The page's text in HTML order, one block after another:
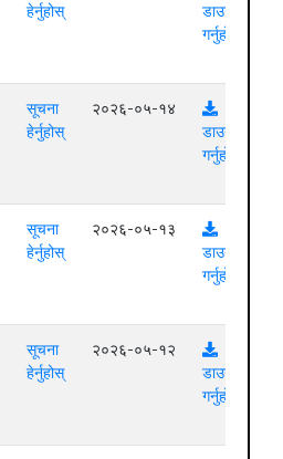
हेर्नुहोस्
डाउनलोड
गर्नुहोस्
सूचना
हेर्नुहोस्
२०२६-०५-१४
डाउनलोड
गर्नुहोस्
सूचना
हेर्नुहोस्
२०२६-०५-१३
डाउनलोड
गर्नुहोस्
सूचना
हेर्नुहोस्
२०२६-०५-१२
डाउनलोड
गर्नुहोस्